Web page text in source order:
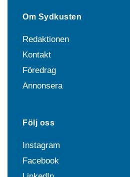
Om Sydkusten
Redaktionen
Kontakt
Föredrag
Annonsera
Följ oss
Instagram
Facebook